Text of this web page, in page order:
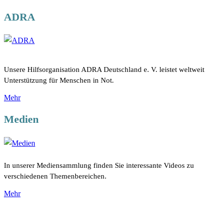
ADRA
Unsere Hilfsorganisation ADRA Deutschland e. V. leistet weltweit
Unterstützung für Menschen in Not.
Mehr
Medien
In unserer Mediensammlung finden Sie interessante Videos zu
verschiedenen Themenbereichen.
Mehr